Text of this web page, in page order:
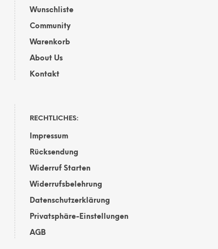
Wunschliste
Community
Warenkorb
About Us
Kontakt
RECHTLICHES:
Impressum
Rücksendung
Widerruf Starten
Widerrufsbelehrung
Datenschutzerklärung
Privatsphäre-Einstellungen
AGB